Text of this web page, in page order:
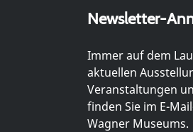
Newsletter-
Immer auf dem
aktuellen
Veranstaltungen
finden Sie im E-
Wagner Museums.